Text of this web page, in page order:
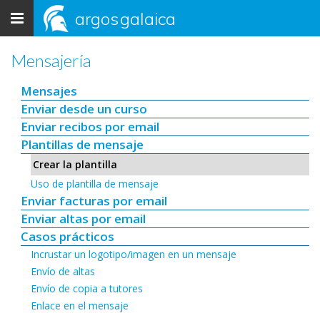
Toggle
navigation
argosgalaica
Mensajería
Mensajes
Enviar desde un curso
Enviar recibos por email
Plantillas de mensaje
Crear la plantilla
Uso de plantilla de mensaje
Enviar facturas por email
Enviar altas por email
Casos prácticos
Incrustar un logotipo/imagen en un mensaje
Envío de altas
Envío de copia a tutores
Enlace en el mensaje